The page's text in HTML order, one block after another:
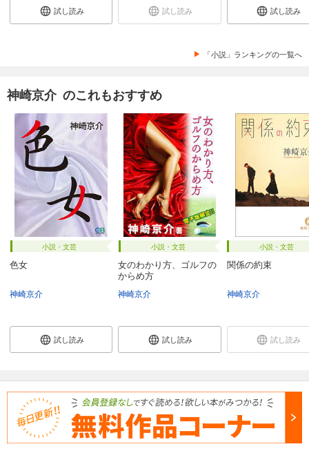
試し読み 試し読み 試し読み
「小説」ランキングの一覧へ
神崎京介 のこれもおすすめ
小説・文芸
色女
神崎京介
試し読み
小説・文芸
女のわかり方、ゴルフの
からめ方
神崎京介
試し読み
小説・文芸
関係の約束
神崎京介
試し読み